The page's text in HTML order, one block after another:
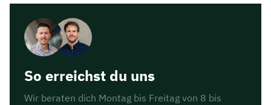
So erreichst du uns
Wir beraten dich Montag bis Freitag von 8 bis